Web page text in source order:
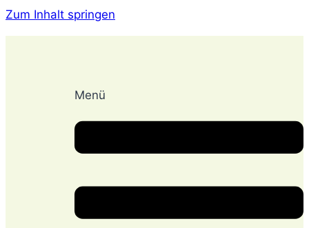
Zum Inhalt springen
Menü